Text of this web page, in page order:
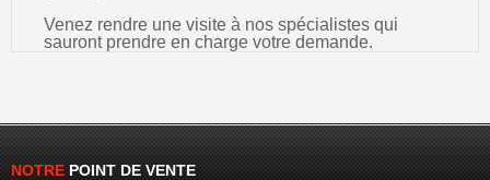
Venez rendre une visite à nos spécialistes qui
sauront prendre en charge votre demande.
NOTRE POINT DE VENTE